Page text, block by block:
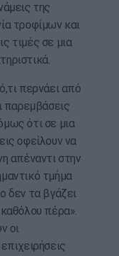
της
τροφίμων και
τιμές σε μια
περνάει από
παρεμβάσεις
ότι σε μια
οφείλουν να
απέναντι στην
τμήμα
δεν τα βγάζει
πέρα».
οι